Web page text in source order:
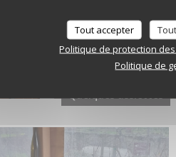
Tout accepter
Politique de protection
Politique de